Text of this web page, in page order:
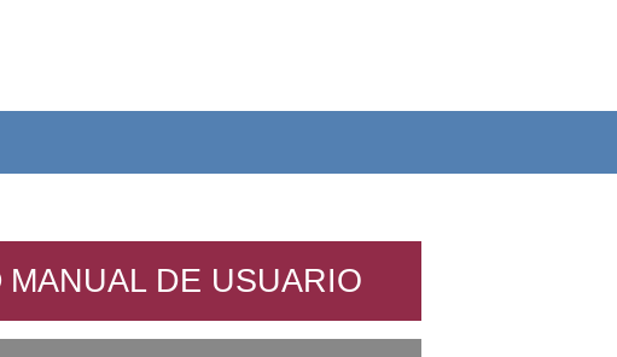
MANUAL DE USUARIO